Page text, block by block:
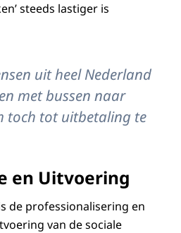
steeds lastiger is
uit heel Nederland
met bussen naar
toch tot uitbetaling te
en Uitvoering
de professionalisering en
van de sociale